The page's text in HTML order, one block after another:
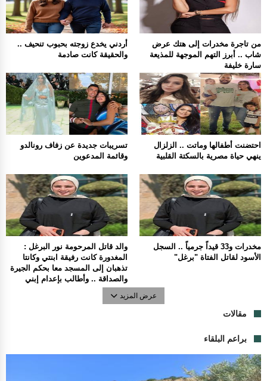
أردني يخدع زوجته بحبوب تنحيف ..
والحقيقة كانت صادمة
من تاجرة مخدرات إلى هتك عرض
شاب .. أبرز التهم الموجهة للمذيعة
سارة خليفة
تسريبات جديدة عن زفاف رونالدو
وقائمة المدعوين
احتضنت أطفالها وماتت .. الزلزال
ينهي حياة مصرية بالسكتة القلبية
والد قاتل المرحومة نور البرغل :
المغدورة كانت رفيقة ابنتي وكانتا
تذهبان إلى المسجد معا بحكم الجيرة
والصداقة .. وأطالب بإعدام إبني
مخدرات و33 قيداً جرمياً .. السجل
الأسود لقاتل الفتاة "برغل"
عرض المزيد
مقالات
براعم البلقاء